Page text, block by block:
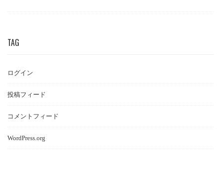
TAG
ログイン
投稿フィード
コメントフィード
WordPress.org